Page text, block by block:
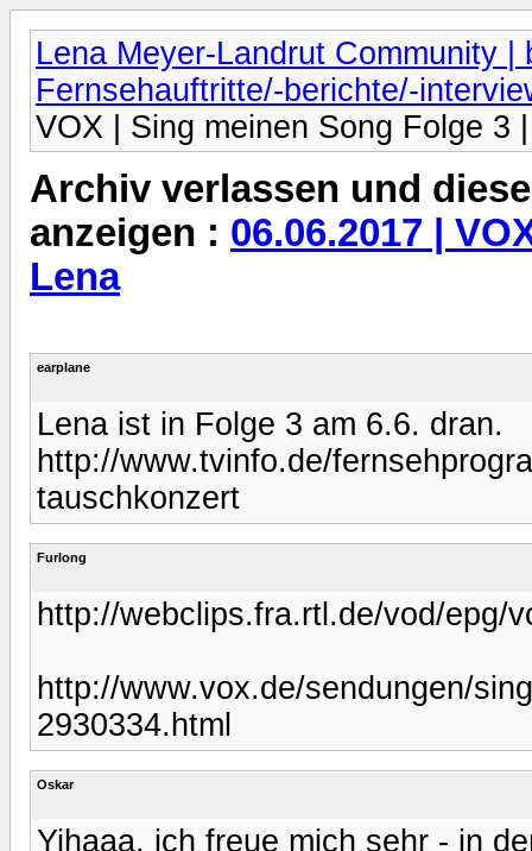
Lena Meyer-Landrut Community |
Fernsehauftritte/-berichte/-
VOX | Sing meinen Song Folge 3
Archiv verlassen und
anzeigen : 06.06.2017 |
Lena
earplane
Lena ist in Folge 3 am 6.6. dran.
http://www.tvinfo.de/
tauschkonzert
Furlong
http://webclips.fra.rtl.de/vod/epg/
http://www.vox.de/sendungen/
2930334.html
Oskar
Yihaaa, ich freue mich sehr - in